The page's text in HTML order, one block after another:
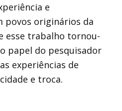
e
povos originários da
esse trabalho tornou-
papel do pesquisador
experiências de
e troca.